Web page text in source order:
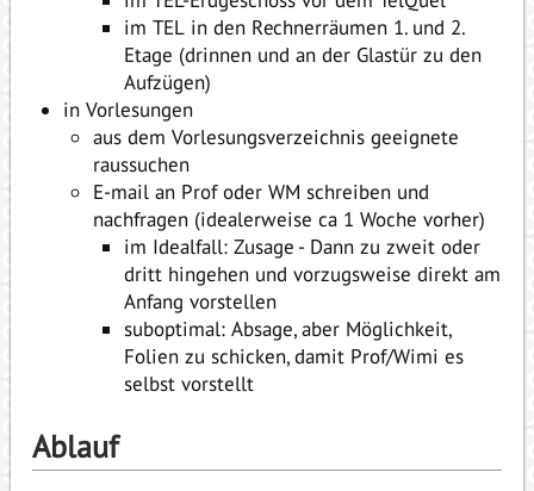
im TEL in den Rechnerräumen 1. und 2.
Etage (drinnen und an der Glastür zu den
Aufzügen)
in Vorlesungen
aus dem Vorlesungsverzeichnis geeignete
raussuchen
E-mail an Prof oder WM schreiben und
nachfragen (idealerweise ca 1 Woche vorher)
im Idealfall: Zusage - Dann zu zweit oder
dritt hingehen und vorzugsweise direkt am
Anfang vorstellen
suboptimal: Absage, aber Möglichkeit,
Folien zu schicken, damit Prof/Wimi es
selbst vorstellt
Ablauf